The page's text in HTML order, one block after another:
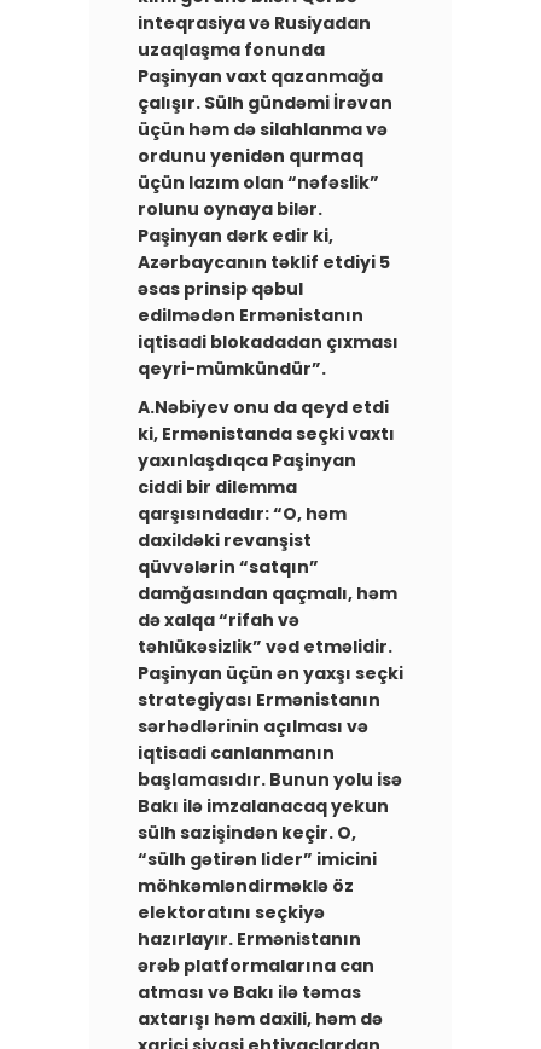
inteqrasiya və Rusiyadan
uzaqlaşma fonunda
Paşinyan vaxt qazanmağa
çalışır. Sülh gündəmi İrəvan
üçün həm də silahlanma və
ordunu yenidən qurmaq
üçün lazım olan “nəfəslik”
rolunu oynaya bilər.
Paşinyan dərk edir ki,
Azərbaycanın təklif etdiyi 5
əsas prinsip qəbul
edilmədən Ermənistanın
iqtisadi blokadadan çıxması
qeyri-mümkündür”.
A.Nəbiyev ​onu da qeyd etdi
ki, Ermənistanda seçki vaxtı
yaxınlaşdıqca Paşinyan
ciddi bir dilemma
qarşısındadır: “O, həm
daxildəki revanşist
qüvvələrin “satqın”
damğasından qaçmalı, həm
də xalqa “rifah və
təhlükəsizlik” vəd etməlidir.
Paşinyan üçün ən yaxşı seçki
strategiyası Ermənistanın
sərhədlərinin açılması və
iqtisadi canlanmanın
başlamasıdır. Bunun yolu isə
Bakı ilə imzalanacaq yekun
sülh sazişindən keçir. O,
“sülh gətirən lider” imicini
möhkəmləndirməklə öz
elektoratını seçkiyə
hazırlayır. ​Ermənistanın
ərəb platformalarına can
atması və Bakı ilə təmas
axtarışı həm daxili, həm də